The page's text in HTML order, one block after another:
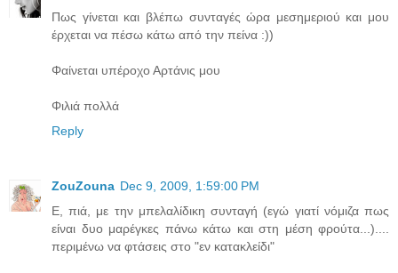
Πως γίνεται και βλέπω συνταγές ώρα μεσημεριού και μου
έρχεται να πέσω κάτω από την πείνα :))
Φαίνεται υπέροχο Αρτάνις μου
Φιλιά πολλά
Reply
ZouZouna Dec 9, 2009, 1:59:00 PM
E, πιά, με την μπελαλίδικη συνταγή (εγώ γιατί νόμιζα πως
είναι δυο μαρέγκες πάνω κάτω και στη μέση φρούτα...)....
περιμένω να φτάσεις στο "εν κατακλείδι"